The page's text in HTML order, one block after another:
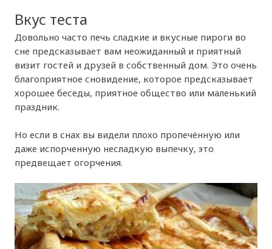
Вкус теста
Довольно часто печь сладкие и вкусные пироги во
сне предсказывает вам неожиданный и приятный
визит гостей и друзей в собственный дом. Это очень
благоприятное сновидение, которое предсказывает
хорошее беседы, приятное общество или маленький
праздник.
Но если в снах вы видели плохо пропечённую или
даже испорченную несладкую выпечку, это
предвещает огорчения.